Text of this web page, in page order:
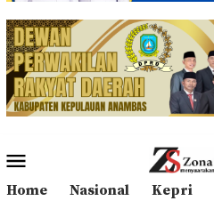
Mobile
Home Nasional Kepri